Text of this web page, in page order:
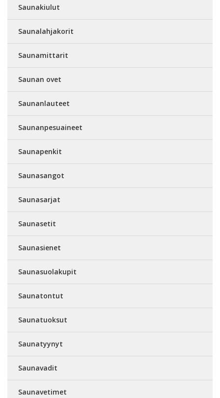
Saunakiulut
Saunalahjakorit
Saunamittarit
Saunan ovet
Saunanlauteet
Saunanpesuaineet
Saunapenkit
Saunasangot
Saunasarjat
Saunasetit
Saunasienet
Saunasuolakupit
Saunatontut
Saunatuoksut
Saunatyynyt
Saunavadit
Saunavetimet